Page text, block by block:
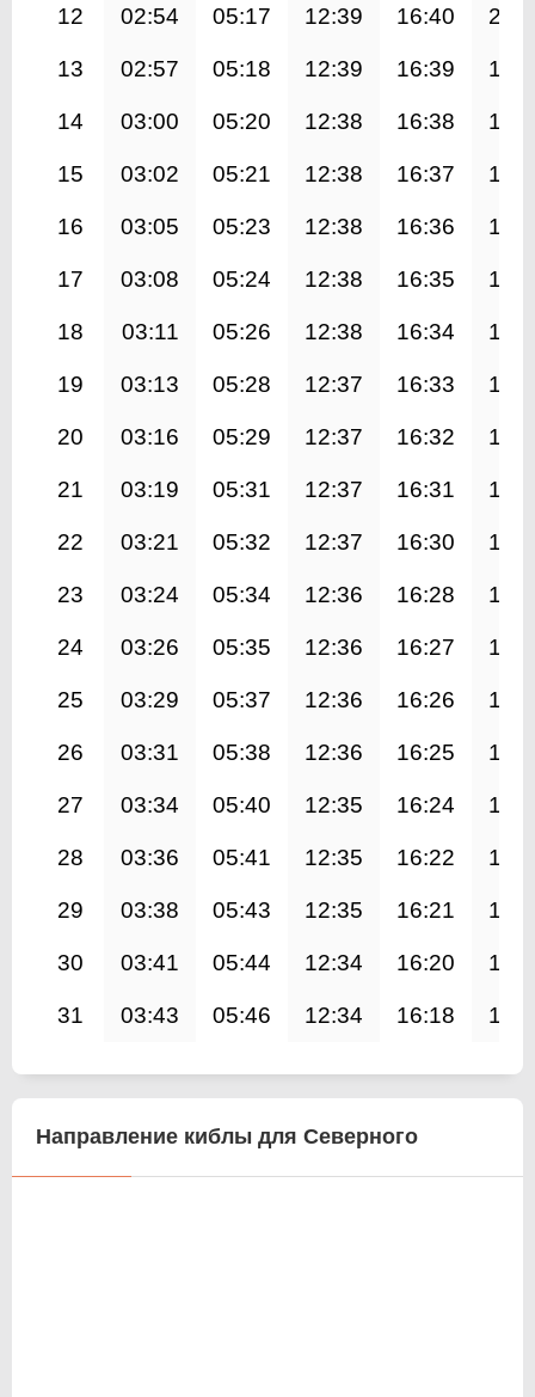
12 02:54 05:17 12:39 16:40
13 02:57 05:18 12:39 16:39
14 03:00 05:20 12:38 16:38
15 03:02 05:21 12:38 16:37
16 03:05 05:23 12:38 16:36
17 03:08 05:24 12:38 16:35
18 03:11 05:26 12:38 16:34
19 03:13 05:28 12:37 16:33
20 03:16 05:29 12:37 16:32
21 03:19 05:31 12:37 16:31
22 03:21 05:32 12:37 16:30
23 03:24 05:34 12:36 16:28
24 03:26 05:35 12:36 16:27
25 03:29 05:37 12:36 16:26
26 03:31 05:38 12:36 16:25
27 03:34 05:40 12:35 16:24
28 03:36 05:41 12:35 16:22
29 03:38 05:43 12:35 16:21
30 03:41 05:44 12:34 16:20
31 03:43 05:46 12:34 16:18
Направление киблы для Северного